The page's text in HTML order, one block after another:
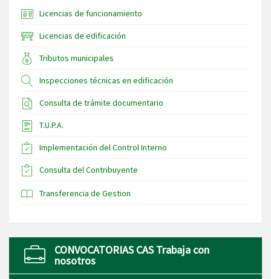
Licencias de funcionamiento
Licencias de edificación
Tributos municipales
Inspecciones técnicas en edificación
Consulta de trámite documentario
T.U.P.A.
Implementación del Control Interno
Consulta del Contribuyente
Transferencia de Gestion
CONVOCATORIAS CAS Trabaja con
nosotros